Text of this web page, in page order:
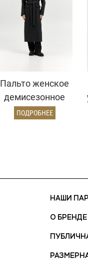
Пальто женское
демисезонное
26326 (серый/
ПОДРОБНЕЕ
НАШИ
О БРЕНДЕ